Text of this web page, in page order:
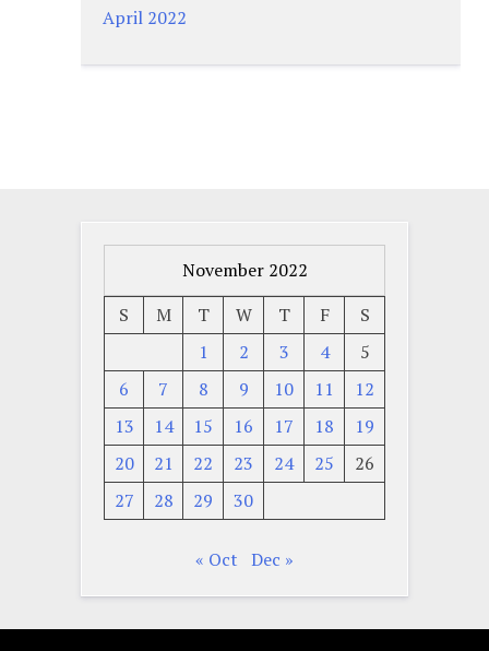
April 2022
November 2022
S
M T W T F
S
1
2 3 4
5
6
7 8 9 10 11
12
13
14 15 16 17 18
19
20
21 22 23 24 25
26
27
28 29 30
« Oct Dec »